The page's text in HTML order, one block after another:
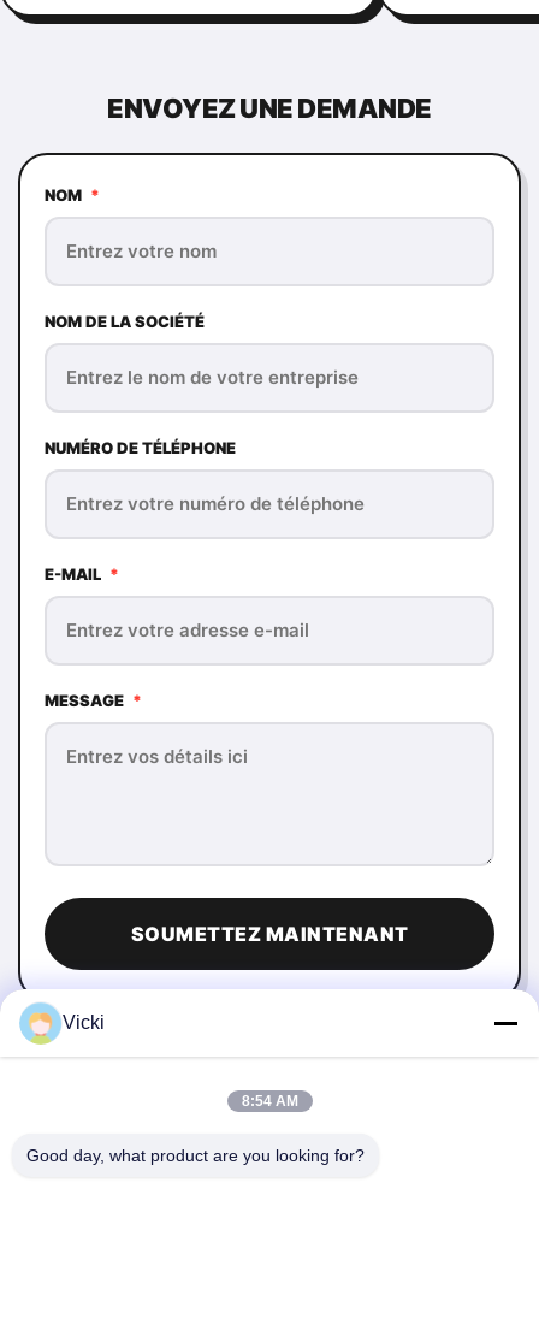
ENVOYEZ UNE DEMANDE
NOM *
NOM DE LA SOCIÉTÉ
NUMÉRO DE TÉLÉPHONE
E-MAIL *
MESSAGE *
SOUMETTEZ MAINTENANT
Vicki
8:54 AM
Good day, what product are you looking for?